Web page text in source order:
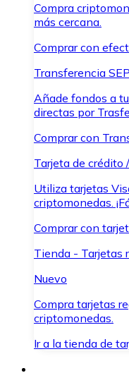
Compra
más cercana.
Comprar con
Transferencia
Añade fondos a
directas por
Comprar con
Tarjeta de crédito
Utiliza tarjetas
criptomonedas.
Comprar con
Tienda - Tarjetas
Nuevo
Compra tarjetas
criptomonedas.
Ir a la tienda de